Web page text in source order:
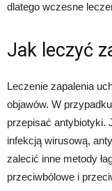
dlatego wczesne
Jak leczyć
Leczenie zapalenia
objawów. W
przepisać antybiotyki.
infekcją wirusową,
zalecić inne metody
przeciwbólowe i